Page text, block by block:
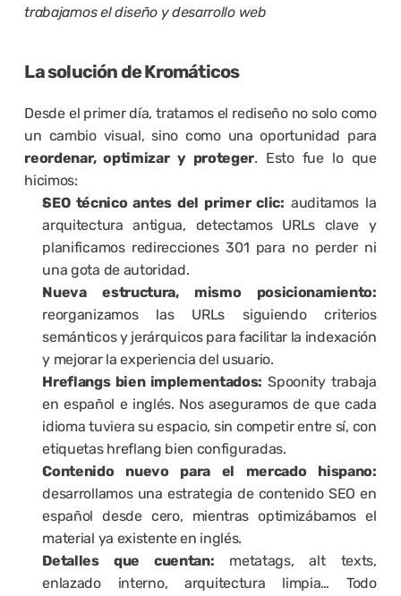
trabajamos el diseño y desarrollo web
La solución de Kromáticos
Desde el primer día, tratamos el rediseño no solo como
reordenar, optimizar y proteger. Esto fue lo que
hicimos:
SEO técnico antes del primer clic: auditamos la
arquitectura antigua, detectamos URLs clave y
planificamos redirecciones 301 para no perder ni
una gota de autoridad.
Nueva estructura, mismo posicionamiento:
reorganizamos las URLs siguiendo criterios
semánticos y jerárquicos para facilitar la indexación
y mejorar la experiencia del usuario.
Hreflangs bien implementados: Spoonity trabaja
en español e inglés. Nos aseguramos de que cada
idioma tuviera su espacio, sin competir entre sí, con
etiquetas hreflang bien configuradas.
Contenido nuevo para el mercado hispano:
desarrollamos una estrategia de contenido SEO en
español desde cero, mientras optimizábamos el
material ya existente en inglés.
Detalles que cuentan: metatags, alt texts,
enlazado interno, arquitectura limpia… Todo